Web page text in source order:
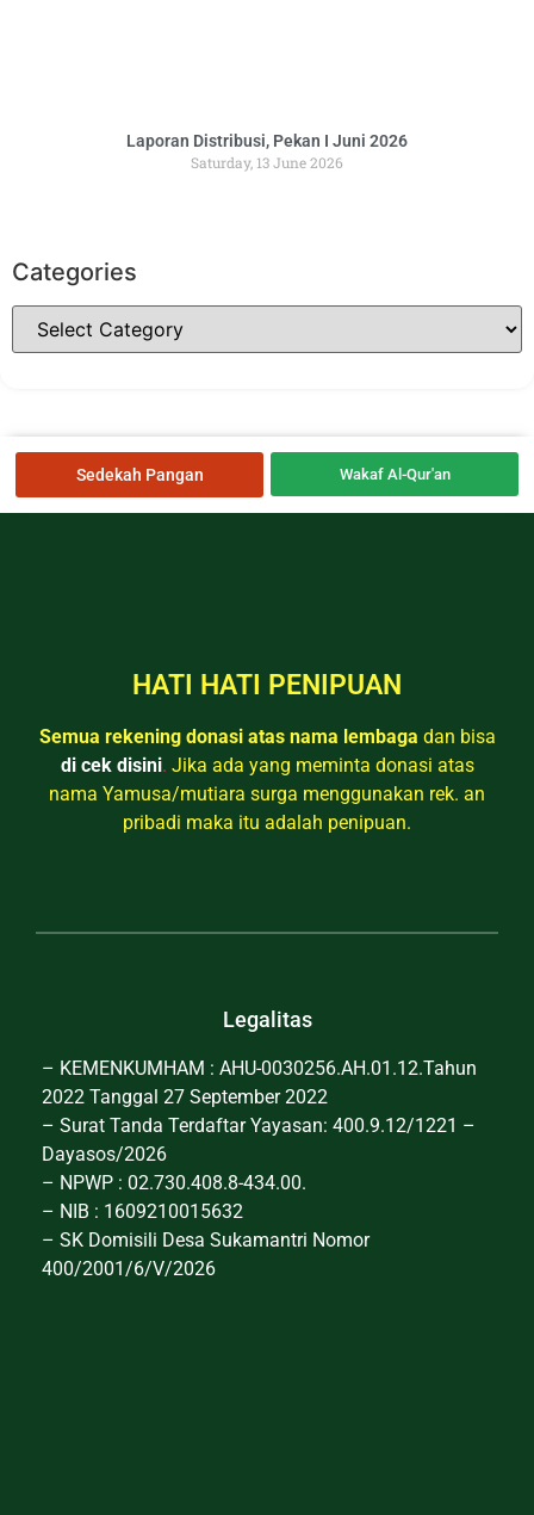
Laporan Distribusi, Pekan I Juni 2026
Saturday, 13 June 2026
Categories
Sedekah Pangan Wakaf Al-Qur'an
HATI HATI PENIPUAN
Semua rekening donasi atas nama lembaga dan bisa
di cek disini. Jika ada yang meminta donasi atas
nama Yamusa/mutiara surga menggunakan rek. an
pribadi maka itu adalah penipuan.
Legalitas
– KEMENKUMHAM : AHU-0030256.AH.01.12.Tahun
2022 Tanggal 27 September 2022
– Surat Tanda Terdaftar Yayasan: 400.9.12/1221 –
Dayasos/2026
– NPWP : 02.730.408.8-434.00.
– NIB : 1609210015632
– SK Domisili Desa Sukamantri Nomor
400/2001/6/V/2026